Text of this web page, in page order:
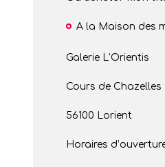
A la Maison des
Galerie L’Orientis
Cours de Chazelles
56100 Lorient
Horaires